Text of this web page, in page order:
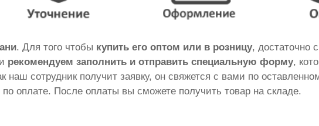
. Для того чтобы купить его оптом или в розницу, достаточно
рекомендуем заполнить и отправить специальную форму,
наш сотрудник получит заявку, он свяжется с вами по
оплате. После оплаты вы сможете получить товар на складе.